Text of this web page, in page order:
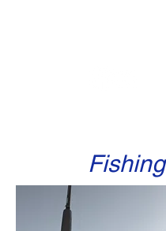
Fishing